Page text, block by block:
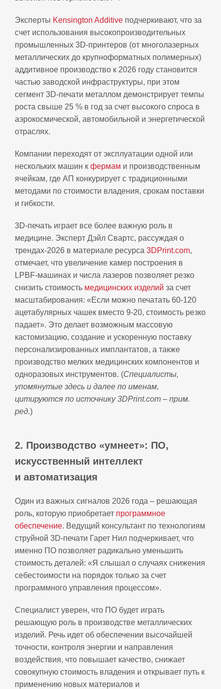
Эксперты Kensington Additive подчеркивают, что за
счет использования высокопроизводительных
промышленных 3D‑принтеров (от многолазерных
металлических до крупноформатных полимерных)
аддитивное производство к 2026 году становится
частью заводской инфраструктуры, при этом
сегмент 3D-печати металлом демонстрирует темпы
роста свыше 25 % в год за счет высокого спроса в
аэрокосмической, автомобильной и энергетической
отраслях.
Компании переходят от эксплуатации одной или
нескольких машин к фермам и производственным
ячейкам, где АП конкурирует с традиционными
методами по стоимости владения, срокам поставки
и гибкости.
3D-печать играет все более важную роль в
медицине. Эксперт Дэйл Свартс, рассуждая о
трендах-2026 в материале ресурса 3DPrint.com,
отмечает, что увеличение камер построения в
LPBF-машинах и числа лазеров позволяет резко
снизить стоимость медицинских изделий за счет
масштабирования: «Если можно печатать 60-120
ацетабулярных чашек вместо 9-20, стоимость резко
падает». Это делает возможным массовую
кастомизацию, создание и ускоренную поставку
персонализированных имплантатов, а также
производство мелких медицинских компонентов и
одноразовых инструментов. (Специалисты,
упомянутые здесь и далее по именам,
цитируются по источнику 3DPrint.com – прим.
ред.)
2. Производство «умнеет»: ПО,
искусственный интеллект
и автоматизация
Один из важных сигналов 2026 года – решающая
роль, которую приобретает программное
обеспечение. Ведущий консультант по технологиям
струйной 3D‑печати Гарет Нил подчеркивает, что
именно ПО позволяет радикально уменьшить
стоимость деталей: «Я слышал о случаях снижения
себестоимости на порядок только за счет
программного управления процессом».
Специалист уверен, что ПО будет играть
решающую роль в производстве металлических
изделий. Речь идет об обеспечении высочайшей
точности, контроля энергии и направления
воздействия, что повышает качество, снижает
совокупную стоимость владения и открывает путь к
применению новых материалов и